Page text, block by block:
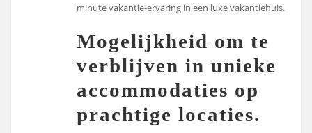
minute vakantie-ervaring in een luxe vakantiehuis.
Mogelijkheid om te
verblijven in unieke
accommodaties op
prachtige locaties.